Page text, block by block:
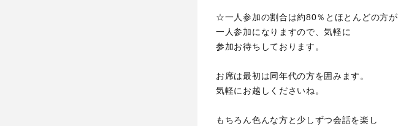
☆一人参加の割合は約80％とほとんどの方が
一人参加になりますので、気軽に
参加お待ちしております。
お席は最初は同年代の方を囲みます。
気軽にお越しくださいね。
もちろん色んな方と少しずつ会話を楽し